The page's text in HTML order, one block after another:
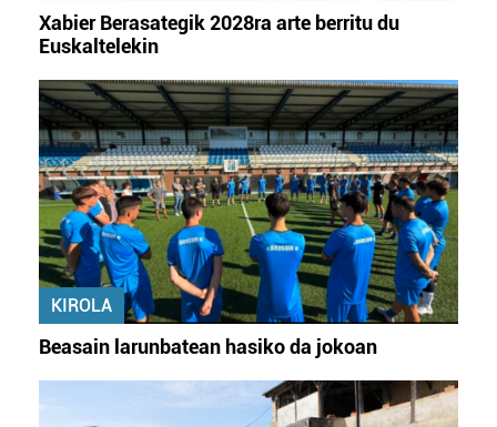
Xabier Berasategik 2028ra arte berritu du
Euskaltelekin
KIROLA
Beasain larunbatean hasiko da jokoan